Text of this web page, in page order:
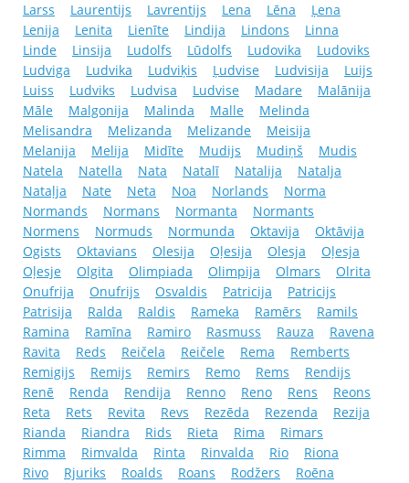
Larss
Laurentijs Lavrentijs Lena Lēna
Ļena
Lenija
Lenita Lienīte Lindija Lindons
Linna
Linde
Linsija Ludolfs Lūdolfs Ludovika
Ludoviks
Ludviga
Ludvika Ludviķis Ļudvise Ludvisija
Luijs
Luiss
Ludviks Ludvisa Ludvise Madare
Malānija
Māle
Malgonija Malinda Malle
Melinda
Melisandra
Melizanda Melizande
Meisija
Melanija
Melija Midīte Mudijs Mudiņš
Mudis
Natela
Natella Nata Natalī Natalija
Natalja
Nataļja
Nate Neta Noa Norlands
Norma
Normands
Normans Normanta
Normants
Normens
Normuds Normunda Oktavija
Oktāvija
Ogists
Oktavians Olesija Oļesija Olesja
Oļesja
Oļesje
Olgita Olimpiada Olimpija Olmars
Olrita
Onufrija
Onufrijs Osvaldis Patricija
Patricijs
Patrisija
Ralda Raldis Rameka Ramērs
Ramils
Ramina
Ramīna Ramiro Rasmuss Rauza
Ravena
Ravita
Reds Reičela Reičele Rema
Remberts
Remigijs
Remijs Remirs Remo Rems
Rendijs
Renē
Renda Rendija Renno Reno Rens
Reons
Reta
Rets Revita Revs Rezēda Rezenda
Rezija
Rianda
Riandra Rids Rieta Rima
Rimars
Rimma
Rimvalda Rinta Rinvalda Rio
Riona
Rivo
Rjuriks Roalds Roans Rodžers
Roēna